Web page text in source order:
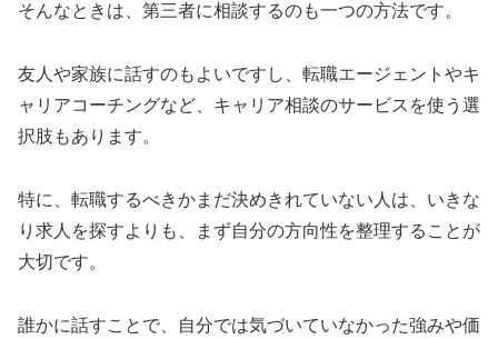
そんなときは、第三者に相談するのも一つの方法です。
友人や家族に話すのもよいですし、転職エージェントやキ
ャリアコーチングなど、キャリア相談のサービスを使う選
択肢もあります。
特に、転職するべきかまだ決めきれていない人は、いきな
り求人を探すよりも、まず自分の方向性を整理することが
大切です。
誰かに話すことで、自分では気づいていなかった強みや価